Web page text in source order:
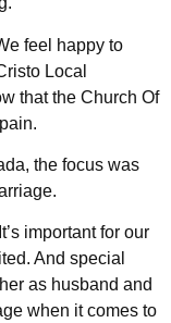
feel happy to
Local
that the Church Of
the focus was
It’s important for our
And special
as husband and
when it comes to